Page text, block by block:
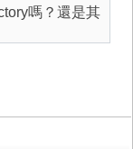
嗎？還是其